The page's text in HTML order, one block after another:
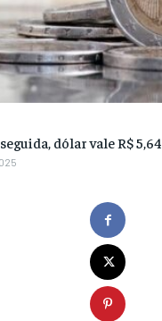
dólar vale R$ 5,64